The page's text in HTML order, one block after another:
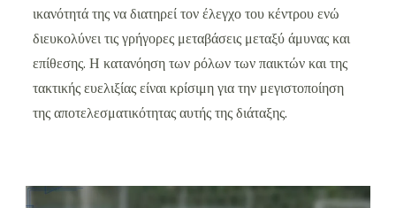
ικανότητά της να διατηρεί τον έλεγχο του κέντρου ενώ
διευκολύνει τις γρήγορες μεταβάσεις μεταξύ άμυνας και
επίθεσης. Η κατανόηση των ρόλων των παικτών και της
τακτικής ευελιξίας είναι κρίσιμη για την μεγιστοποίηση
της αποτελεσματικότητας αυτής της διάταξης.